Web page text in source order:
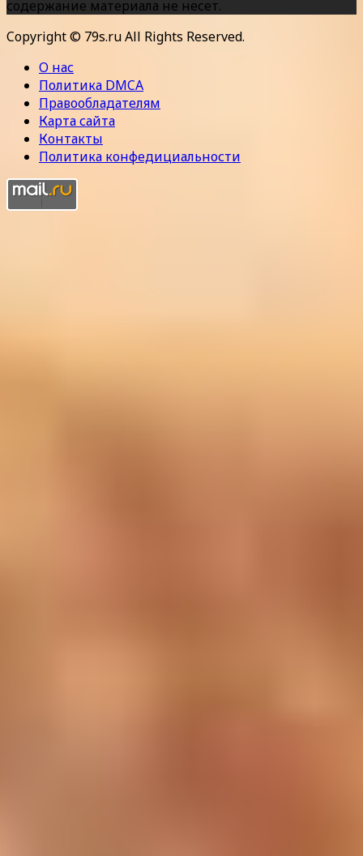
содержание материала не несет.
Copyright © 79s.ru All Rights Reserved.
О нас
Политика DMCA
Правообладателям
Карта сайта
Контакты
Политика конфедициальности